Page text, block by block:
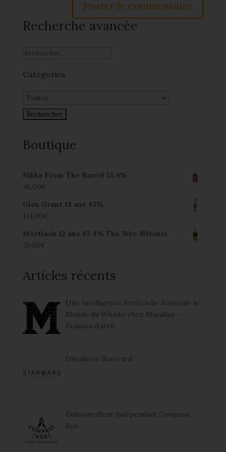
Recherche avancée
Catégories
Boutique
Nikka From The Barrel 51.4%
46,00€
Glen Grant 18 ans 43%
114,00€
Mortlach 12 ans 43.4% The Wee Witchie
73,00€
Articles récents
Une Intelligence Artificielle Bouscule le
Monde du Whisky chez Macallan –
Poisson d’avril
Distillerie Starward
Embouteilleur indépendant Compass
Box